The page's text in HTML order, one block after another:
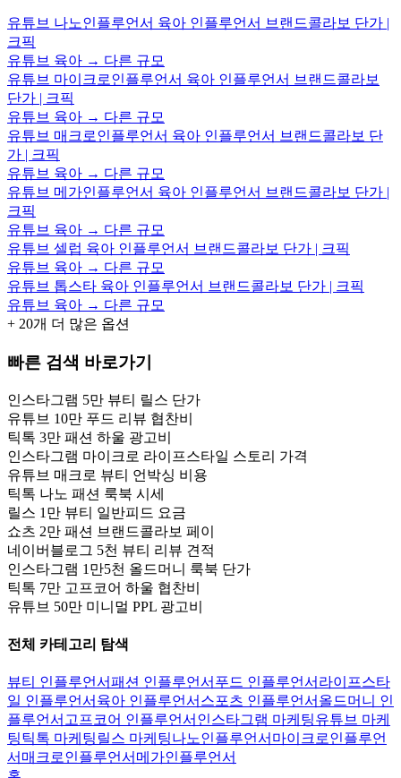
유튜브 나노인플루언서 육아 인플루언서 브랜드콜라보 단가 |
크픽
유튜브 육아 → 다른 규모
유튜브 마이크로인플루언서 육아 인플루언서 브랜드콜라보
단가 | 크픽
유튜브 육아 → 다른 규모
유튜브 매크로인플루언서 육아 인플루언서 브랜드콜라보 단
가 | 크픽
유튜브 육아 → 다른 규모
유튜브 메가인플루언서 육아 인플루언서 브랜드콜라보 단가 |
크픽
유튜브 육아 → 다른 규모
유튜브 셀럽 육아 인플루언서 브랜드콜라보 단가 | 크픽
유튜브 육아 → 다른 규모
유튜브 톱스타 육아 인플루언서 브랜드콜라보 단가 | 크픽
유튜브 육아 → 다른 규모
+ 20개 더 많은 옵션
빠른 검색 바로가기
인스타그램 5만 뷰티 릴스 단가
유튜브 10만 푸드 리뷰 협찬비
틱톡 3만 패션 하울 광고비
인스타그램 마이크로 라이프스타일 스토리 가격
유튜브 매크로 뷰티 언박싱 비용
틱톡 나노 패션 룩북 시세
릴스 1만 뷰티 일반피드 요금
쇼츠 2만 패션 브랜드콜라보 페이
네이버블로그 5천 뷰티 리뷰 견적
인스타그램 1만5천 올드머니 룩북 단가
틱톡 7만 고프코어 하울 협찬비
유튜브 50만 미니멀 PPL 광고비
전체 카테고리 탐색
뷰티 인플루언서패션 인플루언서 푸드 인플루언서 라이프스타
일 인플루언서 육아 인플루언서 스포츠 인플루언서 올드머니 인
플루언서 고프코어 인플루언서 인스타그램 마케팅유튜브 마케
팅틱톡 마케팅 릴스 마케팅나노인플루언서 마이크로인플루언
서 매크로인플루언서 메가인플루언서